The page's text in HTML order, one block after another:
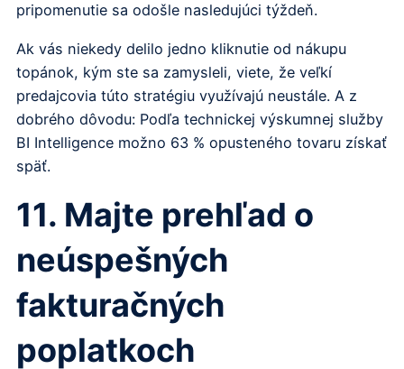
pripomenutie sa odošle nasledujúci týždeň.
Ak vás niekedy delilo jedno kliknutie od nákupu
topánok, kým ste sa zamysleli, viete, že veľkí
predajcovia túto stratégiu využívajú neustále. A z
dobrého dôvodu: Podľa technickej výskumnej služby
BI Intelligence možno 63 % opusteného tovaru získať
späť.
11. Majte prehľad o
neúspešných
fakturačných
poplatkoch